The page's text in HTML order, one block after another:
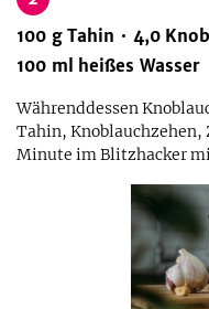
100 g Tahin 4,0
100 ml heißes Wasser
Währenddessen
Tahin, Knoblauchzehen,
Minute im Blitzhacker